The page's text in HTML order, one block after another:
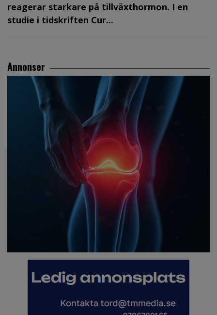
reagerar starkare på tillväxthormon. I en
studie i tidskriften Cur...
Annonser